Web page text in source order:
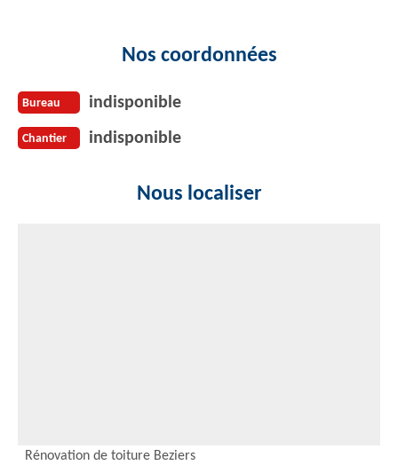
Nos coordonnées
Bureau indisponible
Chantier indisponible
Nous localiser
Rénovation de toiture Beziers